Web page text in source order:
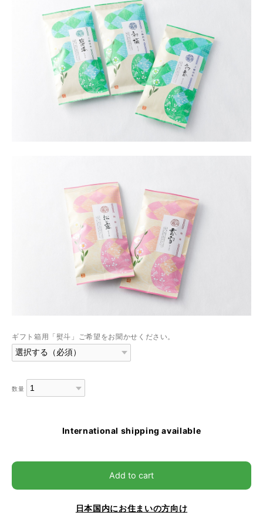
ギフト箱用「熨斗」ご希望をお聞かせください。
数量
International shipping available
Add to cart
日本国内にお住まいの方向け